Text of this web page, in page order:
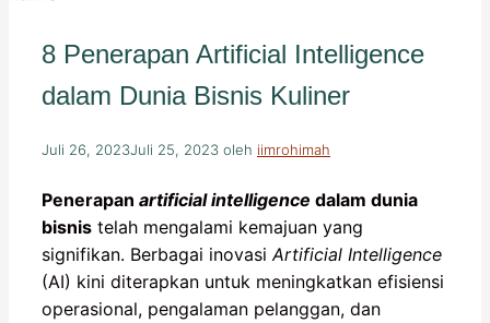
8 Penerapan Artificial Intelligence
dalam Dunia Bisnis Kuliner
Juli 26, 2023Juli 25, 2023 oleh iimrohimah
Penerapan artificial intelligence dalam dunia
bisnis telah mengalami kemajuan yang
signifikan. Berbagai inovasi Artificial Intelligence
(AI) kini diterapkan untuk meningkatkan efisiensi
operasional, pengalaman pelanggan, dan